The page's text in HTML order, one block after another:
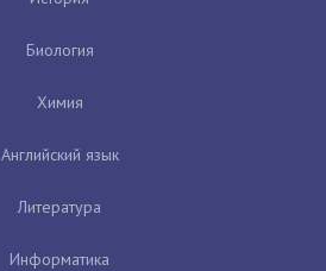
Биология
Химия
Английский язык
Литература
Информатика